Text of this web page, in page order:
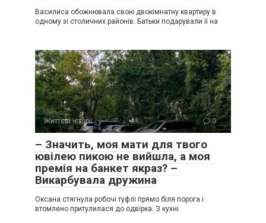
Василиса обожнювала свою двокімнатну квартиру в
одному зі столичних районів. Батьки подарували її на
Життєві історії 0
– Значить, моя мати для твого
ювілею пикою не вийшла, а моя
премія на банкет якраз? –
Викарбувала дружина
Оксана стягнула робочі туфлі прямо біля порога і
втомлено притулилася до одвірка. З кухні